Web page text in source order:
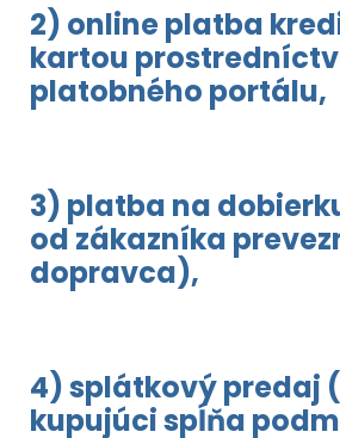
2) online platba
kartou
platobného portálu,
3) platba na
od zákazníka
dopravca),
4) splátkový predaj
kupujúci spĺňa